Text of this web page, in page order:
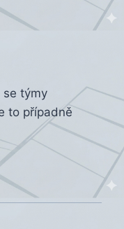
se týmy
to případně